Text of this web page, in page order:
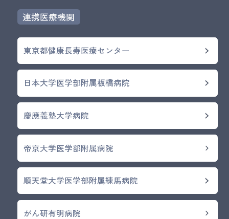
連携医療機関
東京都健康長寿医療センター
日本大学医学部附属板橋病院
慶應義塾大学病院
帝京大学医学部附属病院
順天堂大学医学部附属練馬病院
がん研有明病院